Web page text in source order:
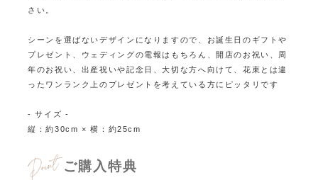
さい。
シーンを選ばないデザインになりますので、お誕生日のギフトや
プレゼント、ウェディングの電報はもちろん、開店のお祝い、周
年のお祝い、出産祝いや記念日、大切な方へ向けて、花束とは違
ったワンランク上のプレゼントを考えている方にピッタリです
- サイズ -
縦：約30cm × 横：約25cm
ご購入特典